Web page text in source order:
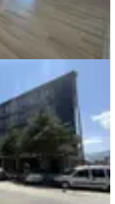
Hastane Yanında
Daire
·16.07.2026